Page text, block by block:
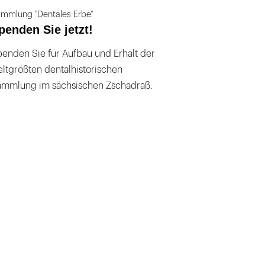
"Dentales Erbe"
Sie jetzt!
Sie für Aufbau und Erhalt der
dentalhistorischen
im sächsischen Zschadraß.